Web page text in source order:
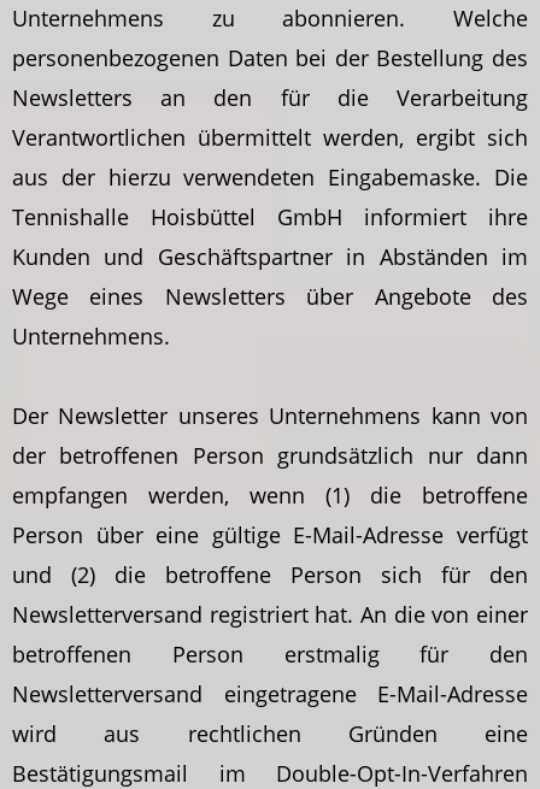
Unternehmens zu abonnieren. Welche
personenbezogenen Daten bei der Bestellung des
Newsletters an den für die Verarbeitung
Verantwortlichen übermittelt werden, ergibt sich
aus der hierzu verwendeten Eingabemaske. Die
Tennishalle Hoisbüttel GmbH informiert ihre
Kunden und Geschäftspartner in Abständen im
Wege eines Newsletters über Angebote des
Unternehmens.
Der Newsletter unseres Unternehmens kann von
der betroffenen Person grundsätzlich nur dann
empfangen werden, wenn (1) die betroffene
Person über eine gültige E-Mail-Adresse verfügt
und (2) die betroffene Person sich für den
Newsletterversand registriert hat. An die von einer
betroffenen Person erstmalig für den
Newsletterversand eingetragene E-Mail-Adresse
wird aus rechtlichen Gründen eine
Bestätigungsmail im Double-Opt-In-Verfahren